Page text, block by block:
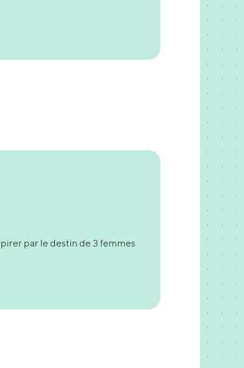
par le destin de 3 femmes